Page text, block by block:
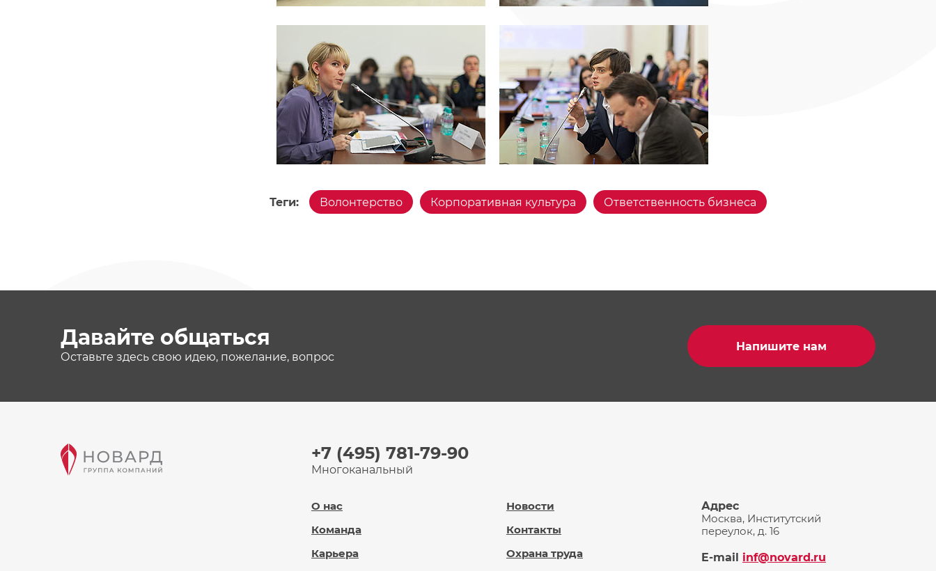
Теги: Волонтерство Корпоративная культура Ответственность бизнеса
Давайте общаться
Оставьте здесь свою идею, пожелание, вопрос
Напишите нам
+7 (495) 781-79-90
Многоканальный
О нас
Команда
Карьера
Новости
Контакты
Охрана труда
Адрес
Москва, Институтский
переулок, д. 16
E-mail inf@novard.ru